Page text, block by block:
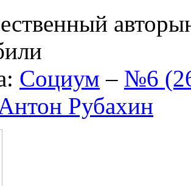
Социум – №6
Рубахин